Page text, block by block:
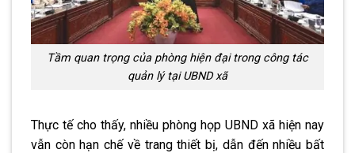
Tầm quan trọng của phòng hiện đại trong công tác
quản lý tại UBND xã
Thực tế cho thấy, nhiều phòng họp UBND xã hiện nay
vẫn còn hạn chế về trang thiết bị, dẫn đến nhiều bất